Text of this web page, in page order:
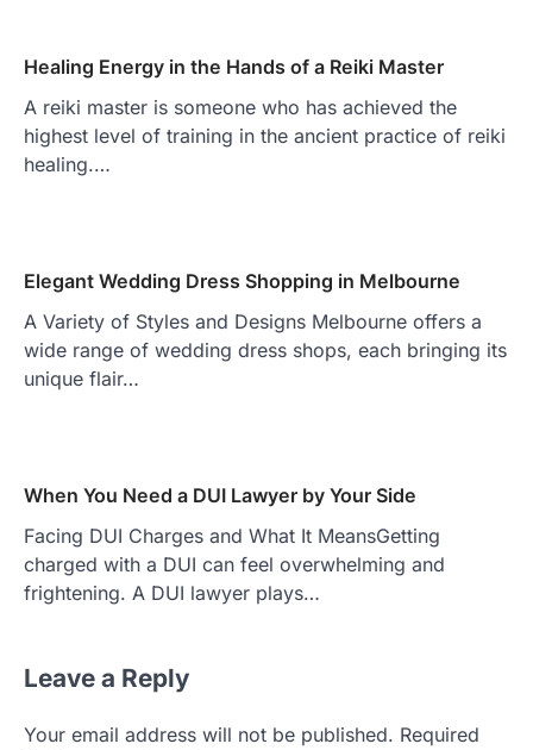
Healing Energy in the Hands of a Reiki Master
A reiki master is someone who has achieved the
highest level of training in the ancient practice of reiki
healing.…
Elegant Wedding Dress Shopping in Melbourne
A Variety of Styles and Designs Melbourne offers a
wide range of wedding dress shops, each bringing its
unique flair…
When You Need a DUI Lawyer by Your Side
Facing DUI Charges and What It MeansGetting
charged with a DUI can feel overwhelming and
frightening. A DUI lawyer plays…
Leave a Reply
Your email address will not be published. Required